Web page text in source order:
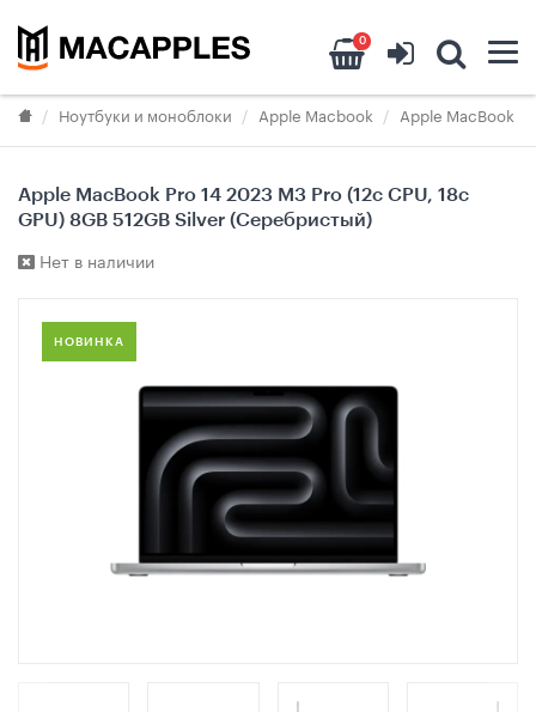
0
Ноутбуки и моноблоки Apple Macbook Apple MacBook
Apple MacBook Pro 14 2023 M3 Pro (12c CPU, 18c
GPU) 8GB 512GB Silver (Серебристый)
Нет в наличии
НОВИНКА